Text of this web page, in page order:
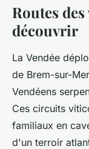
Routes
découvrir
La Vendée
de Brem-sur-
Vendéens
Ces circuits
familiaux en
d'un terroir